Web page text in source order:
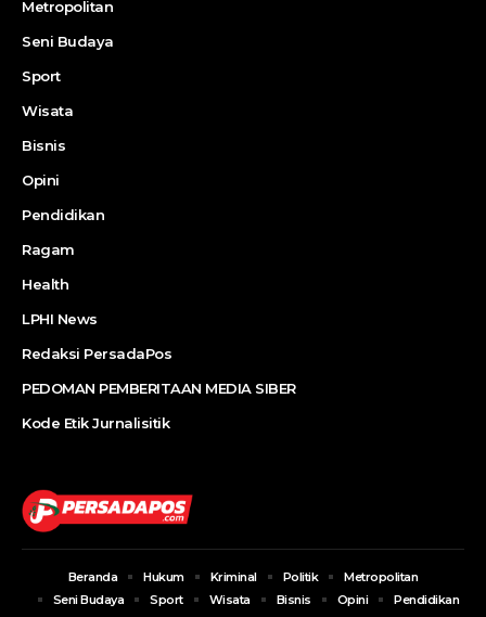
Metropolitan
Seni Budaya
Sport
Wisata
Bisnis
Opini
Pendidikan
Ragam
Health
LPHI News
Redaksi PersadaPos
PEDOMAN PEMBERITAAN MEDIA SIBER
Kode Etik Jurnalisitik
Beranda Hukum Kriminal Politik
Metropolitan
Seni Budaya
Sport Wisata Bisnis Opini
Pendidikan